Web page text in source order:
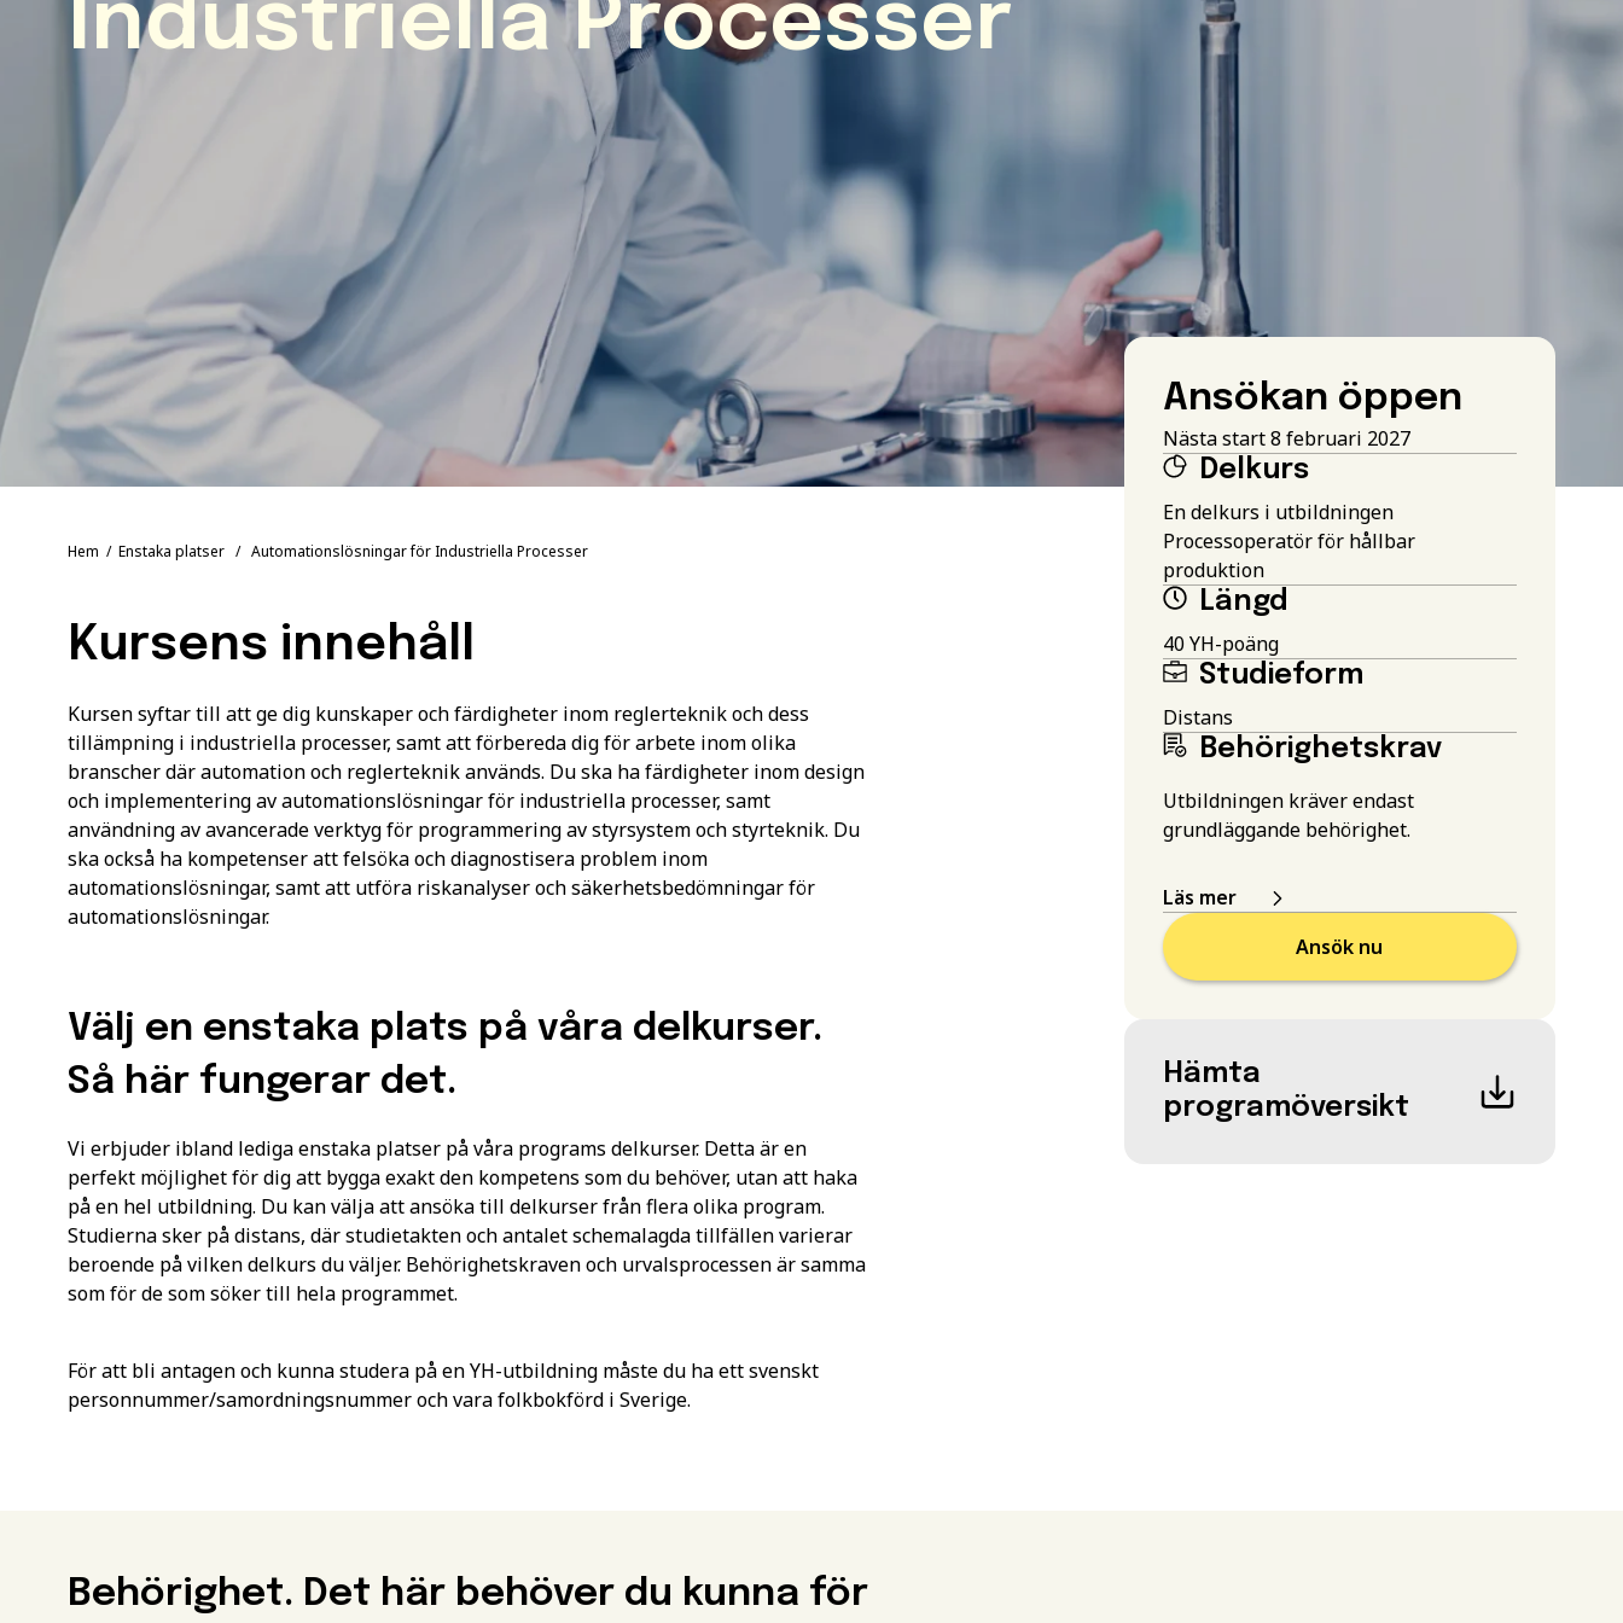
Industriella Processer
Hem / Enstaka platser / Automationslösningar för Industriella Processer
Kursens innehåll
Kursen syftar till att ge dig kunskaper och färdigheter inom reglerteknik och dess
tillämpning i industriella processer, samt att förbereda dig för arbete inom olika
branscher där automation och reglerteknik används. Du ska ha färdigheter inom design
och implementering av automationslösningar för industriella processer, samt
användning av avancerade verktyg för programmering av styrsystem och styrteknik. Du
ska också ha kompetenser att felsöka och diagnostisera problem inom
automationslösningar, samt att utföra riskanalyser och säkerhetsbedömningar för
automationslösningar.
Välj en enstaka plats på våra delkurser.
Så här fungerar det.
Vi erbjuder ibland lediga enstaka platser på våra programs delkurser. Detta är en
perfekt möjlighet för dig att bygga exakt den kompetens som du behöver, utan att haka
på en hel utbildning. Du kan välja att ansöka till delkurser från flera olika program.
Studierna sker på distans, där studietakten och antalet schemalagda tillfällen varierar
beroende på vilken delkurs du väljer. Behörighetskraven och urvalsprocessen är samma
som för de som söker till hela programmet.
För att bli antagen och kunna studera på en YH-utbildning måste du ha ett svenskt
personnummer/samordningsnummer och vara folkbokförd i Sverige.
Ansökan öppen
Nästa start 8 februari 2027
Delkurs
En delkurs i utbildningen
Processoperatör för hållbar
produktion
Längd
40 YH-poäng
Studieform
Distans
Behörighetskrav
Utbildningen kräver endast
grundläggande behörighet.
Läs mer
Ansök nu
Hämta
programöversikt
Behörighet. Det här behöver du kunna för